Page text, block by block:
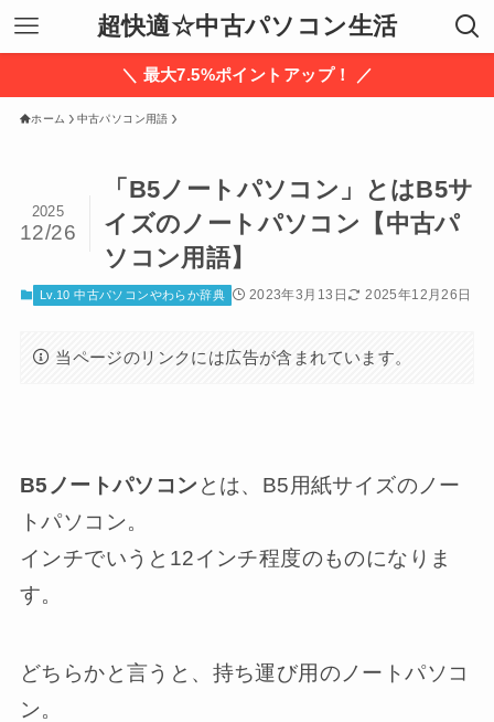
超快適☆中古パソコン生活
＼ 最大7.5%ポイントアップ！ ／
ホーム 中古パソコン用語
「B5ノートパソコン」とはB5サ
イズのノートパソコン【中古パ
ソコン用語】
2025
12/26
Lv.10 中古パソコンやわらか辞典 2023年3月13日 2025年12月26日
当ページのリンクには広告が含まれています。
B5ノートパソコン とは、B5用紙サイズのノー
トパソコン。
インチでいうと12インチ程度のものになりま
す。
どちらかと言うと、持ち運び用のノートパソコ
ン。